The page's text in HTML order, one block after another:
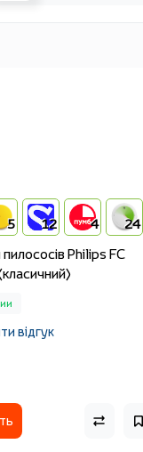
5 12 4 24
Philips FC
відгук